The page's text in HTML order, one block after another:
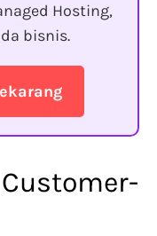
Hosting,
bisnis.